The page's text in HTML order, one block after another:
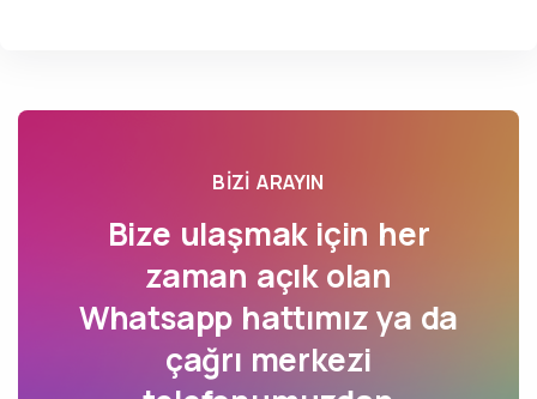
BIZI ARAYIN
Bize ulaşmak için her
zaman açık olan
Whatsapp hattımız ya da
çağrı merkezi